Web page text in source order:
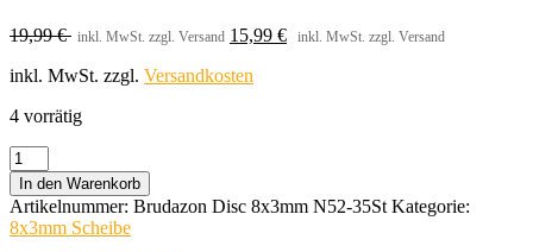
19,99€ inkl. MwSt. zzgl. Versand 15,99 € inkl. MwSt. zzgl. Versand
inkl. MwSt. zzgl. Versandkosten
4 vorrätig
Brudazon
|
35
Scheibenmagnete
8x3
In den Warenkorb
Artikelnummer: Brudazon Disc 8x3mm N52-35St Kategorie:
8x3mm Scheibe